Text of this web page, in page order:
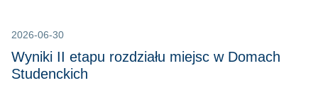
2026-06-30
Wyniki II etapu rozdziału miejsc w Domach
Studenckich